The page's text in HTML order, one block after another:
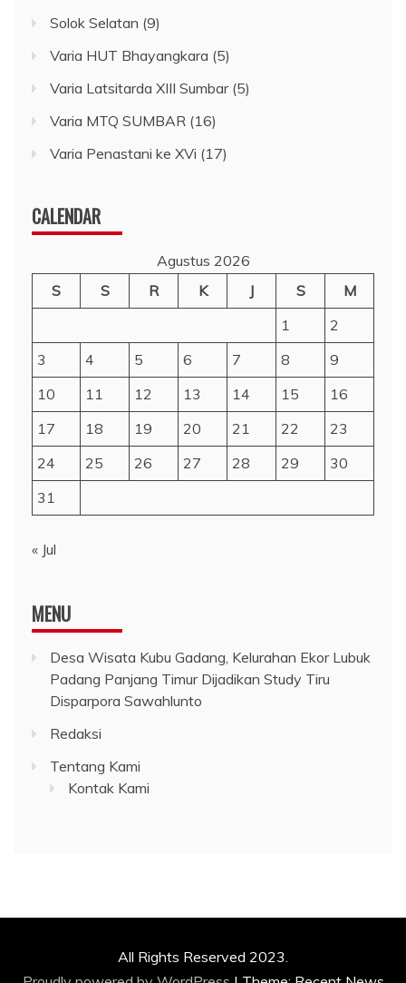
Solok Selatan (9)
Varia HUT Bhayangkara (5)
Varia Latsitarda XIII Sumbar(5)
Varia MTQ SUMBAR (16)
Varia Penastani ke XVi (17)
CALENDAR
Agustus 2026
S
S R K J S
M
1
2
3
4 5 6 7 8
9
10
11 12 13 14 15
16
17
18 19 20 21 22
23
24
25 26 27 28 29
30
31
« Jul
MENU
Desa Wisata Kubu Gadang, Kelurahan Ekor Lubuk
Padang Panjang Timur Dijadikan Study Tiru
Disparpora Sawahlunto
Redaksi
Tentang Kami
Kontak Kami
All Rights Reserved 2023.